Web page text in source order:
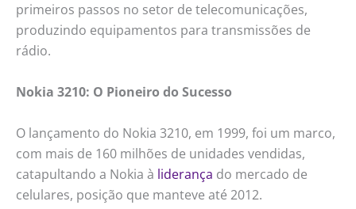
primeiros passos no setor de telecomunicações,
produzindo equipamentos para transmissões de
rádio.
Nokia 3210: O Pioneiro do Sucesso
O lançamento do Nokia 3210, em 1999, foi um marco,
com mais de 160 milhões de unidades vendidas,
catapultando a Nokia à liderança do mercado de
celulares, posição que manteve até 2012.